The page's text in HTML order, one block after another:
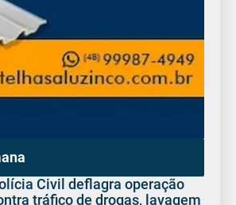
Civil deflagra operação
tráfico de drogas, lavagem